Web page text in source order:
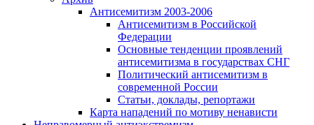
Антисемитизм 2003-2006
Антисемитизм в Российской
Федерации
Основные тенденции проявлений
антисемитизма в государствах СНГ
Политический антисемитизм в
современной России
Статьи, доклады, репортажи
Карта нападений по мотиву ненависти